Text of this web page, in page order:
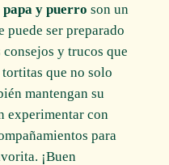
y puerro son un
ser preparado
consejos y trucos que
que no solo
mantengan su
experimentar con
para
¡Buen